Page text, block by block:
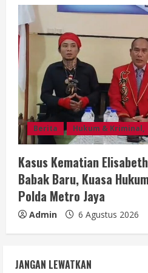
Berita Hukum & Kriminal,
Kasus Kematian
Babak Baru, Kuasa
Polda Metro Jaya
Admin 6 Agustus 2026
JANGAN LEWATKAN